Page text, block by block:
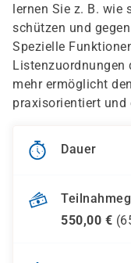
lernen Sie z. B. wie
schützen und
Spezielle
Listenzuordnungen
mehr ermöglicht
praxisorientiert
Dauer
550,00 € (